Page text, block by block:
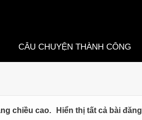
CÂU CHUYỆN THÀNH CÔNG
chiều cao. Hiển thị tất cả bài đăng